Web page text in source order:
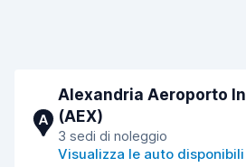
A
Alexandria Aeroporto
(AEX)
3 sedi di noleggio
Visualizza le auto disponibili